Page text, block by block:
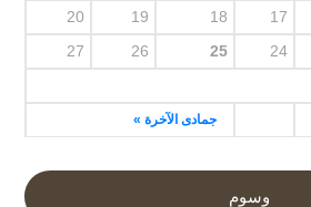
جمادى الآخرة »
17
18
19
20
24
25
26
27
وسوم